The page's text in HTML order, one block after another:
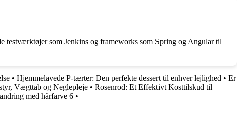
testværktøjer som Jenkins og frameworks som Spring og Angular til
• Hjemmelavede P-tærter: Den perfekte dessert til enhver lejlighed • Er
Vægttab og Neglepleje • Rosenrod: Et Effektivt Kosttilskud til
med hårfarve 6 •